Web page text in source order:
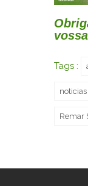
Tags :
noticias
Remar